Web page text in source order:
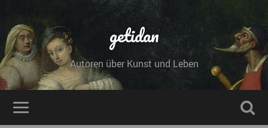
getidan
Autoren über Kunst und Leben